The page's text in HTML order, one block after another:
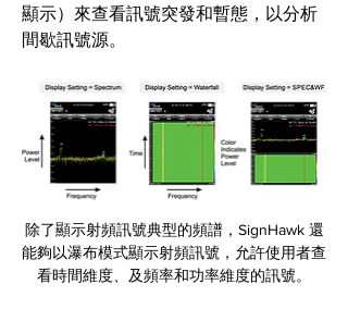
顯示）來查看訊號突發和暫態，以分析
間歇訊號源。
除了顯示射頻訊號典型的頻譜，SignHawk 還
能夠以瀑布模式顯示射頻訊號，允許使用者查
看時間維度、及頻率和功率維度的訊號。